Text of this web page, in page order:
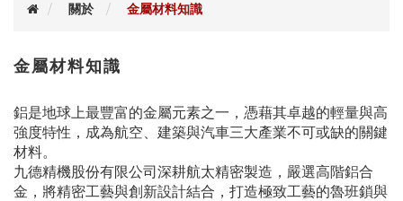
關於 金屬材料知識
金屬材料知識
鋁是地球上最豐富的金屬元素之一，憑藉其卓越的輕量與高
強度特性，成為航空、建築與汽車三大產業不可或缺的關鍵
材料。
九德精機股份有限公司深耕航太精密製造，嚴選高階鋁合
金，將精密工藝與創新設計結合，打造極致工藝的魯班鎖與